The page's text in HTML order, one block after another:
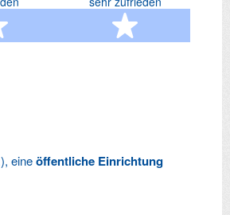
4 Sterne 5 Sterne
), eineöffentliche Einrichtung